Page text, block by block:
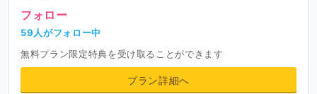
フォロー
59人がフォロー中
無料プラン限定特典を受け取ることができます
プラン詳細へ